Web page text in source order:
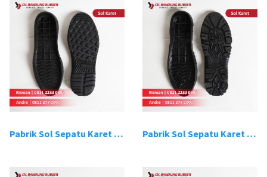
Pabrik Sol Sepatu Karet Bandung 13 Pabrik Sol Sepatu Karet Bandung 14